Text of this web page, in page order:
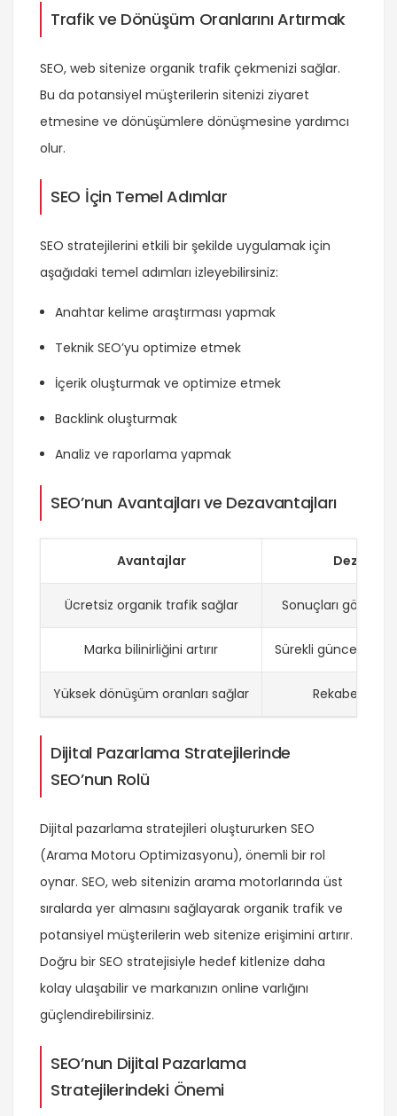
Trafik ve Dönüşüm Oranlarını Artırmak
SEO, web sitenize organik trafik çekmenizi sağlar.
Bu da potansiyel müşterilerin sitenizi ziyaret
etmesine ve dönüşümlere dönüşmesine yardımcı
olur.
SEO İçin Temel Adımlar
SEO stratejilerini etkili bir şekilde uygulamak için
aşağıdaki temel adımları izleyebilirsiniz:
Anahtar kelime araştırması yapmak
Teknik SEO’yu optimize etmek
İçerik oluşturmak ve optimize etmek
Backlink oluşturmak
Analiz ve raporlama yapmak
SEO’nun Avantajları ve Dezavantajları
Avantajlar
Ücretsiz organik trafik sağlar Sonuçları görmek
Marka bilinirliğini artırır Sürekli
Yüksek dönüşüm oranları sağlar Rekabet
Dijital Pazarlama Stratejilerinde
SEO’nun Rolü
Dijital pazarlama stratejileri oluştururken SEO
(Arama Motoru Optimizasyonu), önemli bir rol
oynar. SEO, web sitenizin arama motorlarında üst
sıralarda yer almasını sağlayarak organik trafik ve
potansiyel müşterilerin web sitenize erişimini artırır.
Doğru bir SEO stratejisiyle hedef kitlenize daha
kolay ulaşabilir ve markanızın online varlığını
güçlendirebilirsiniz.
SEO’nun Dijital Pazarlama
Stratejilerindeki Önemi